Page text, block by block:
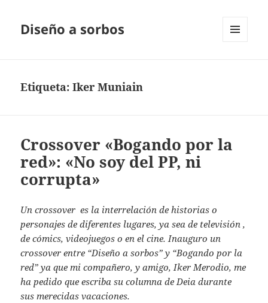
Diseño a sorbos
Etiqueta:Iker Muniain
Crossover «Bogando por la
red»: «No soy del PP, ni
corrupta»
Un crossover es la interrelación de historias o
personajes de diferentes lugares, ya sea de televisión ,
de cómics, videojuegos o en el cine. Inauguro un
crossover entre “Diseño a sorbos” y “Bogando por la
red” ya que mi compañero, y amigo, Iker Merodio, me
ha pedido que escriba su columna de Deia durante
sus merecidas vacaciones.